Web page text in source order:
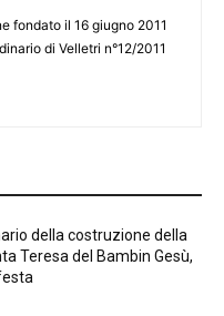
fondato il 16 giugno 2011
di Velletri n°12/2011
della costruzione della
Teresa del Bambin Gesù,